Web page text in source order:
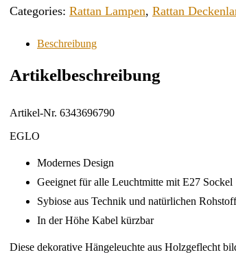
Categories: Rattan Lampen, Rattan
Beschreibung
Artikelbeschreibung
Artikel-Nr. 6343696790
EGLO
Modernes Design
Geeignet für alle Leuchtmitte mit E27 Sockel
Sybiose aus Technik und natürlichen
In der Höhe Kabel kürzbar
Diese dekorative Hängeleuchte aus Holzgeflecht